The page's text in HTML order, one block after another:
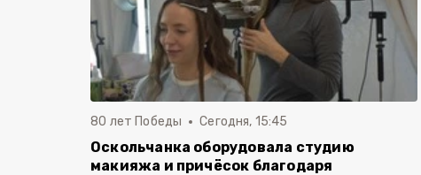
80 лет Победы Сегодня, 15:45
Оскольчанка оборудовала студию
макияжа и причёсок благодаря